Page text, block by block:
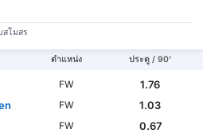
สโมสร
ตำแหน่ง ประตู / 90'
FW
1.76
FW
1.03
FW
0.67